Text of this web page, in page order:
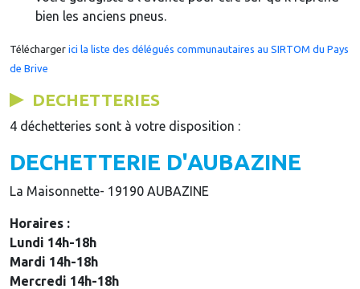
bien les anciens pneus.
Télécharger ici la liste des délégués communautaires au SIRTOM du Pays
de Brive
DECHETTERIES
4 déchetteries sont à votre disposition :
DECHETTERIE D'AUBAZINE
La Maisonnette- 19190 AUBAZINE
Horaires :
Lundi 14h-18h
Mardi 14h-18h
Mercredi 14h-18h